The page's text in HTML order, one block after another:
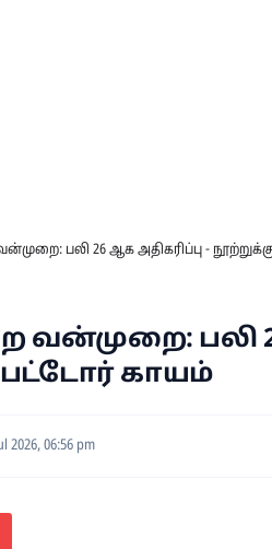
பலி 26 ஆக அதிகரிப்பு -
வன்முறை: பலி
காயம்
2026, 06:56 pm